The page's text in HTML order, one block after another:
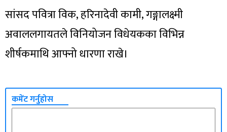
सांसद पवित्रा विक, हरिनादेवी कामी, गङ्गालक्ष्मी
अवाललगायतले विनियोजन विधेयकका विभिन्न
शीर्षकमाथि आफ्नो धारणा राखे।
कमेंट गर्नुहोस